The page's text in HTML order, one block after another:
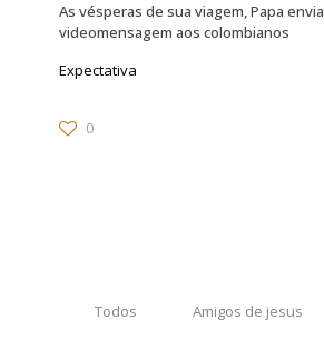
As vésperas de sua viagem, Papa envia
videomensagem aos colombianos
Expectativa
0
Todos Amigos de jesus